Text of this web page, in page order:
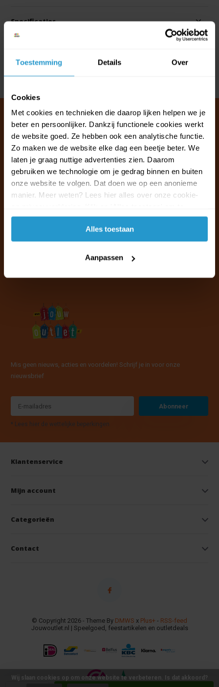
Toestemming Details Over
Cookies
Met cookies en technieken die daarop lijken helpen we je
beter en persoonlijker. Dankzij functionele cookies werkt
de website goed. Ze hebben ook een analytische functie.
Zo maken we de website elke dag een beetje beter. We
laten je graag nuttige advertenties zien. Daarom
gebruiken we technologie om je gedrag binnen en buiten
onze website te volgen. Dat doen we op een anonieme
manier. Meer weten? Lees hier alles over onze cookie-
accepteren.
Alles toestaan
Aanpassen
Specificaties
Delen
Klantenservice & FAQ
Ma t/m vr van 09:30 - 16:00 telefonisch
+31 (0)13 785 62 41
Naar de klantenservice & FAQ
Mis geen nieuws, acties en voordelen! Schrijf je in voor onze
nieuwsbrief
Abonneer
* Lees hier de wettelijke beperkingen
Klantenservice
Mijn account
Categorieën
Contact
© Copyright 2026 - Theme By DMWS x Plus+ - RSS-feed
Jouwoutlet.nl | Speelgoed, feestartikelen en outletdeals
Wij slaan cookies op om onze website te verbeteren. Is dat akkoord?